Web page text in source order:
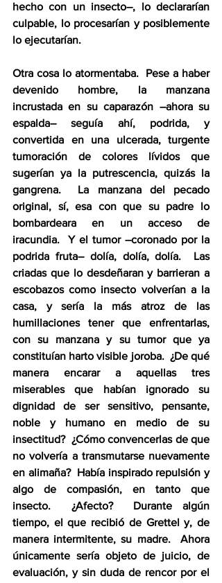
hecho con un insecto–, lo declararían
culpable, lo procesarían y posiblemente
lo ejecutarían.
Otra cosa lo atormentaba.  Pese a haber
devenido hombre, la manzana
incrustada en su caparazón –ahora su
espalda– seguía ahí, podrida, y
convertida en una ulcerada, turgente
tumoración de colores lívidos que
sugerían ya la putrescencia, quizás la
gangrena.  La manzana del pecado
original, sí, esa con que su padre lo
bombardeara en un acceso de
iracundia.  Y el tumor –coronado por la
podrida fruta– dolía, dolía, dolía.  Las
criadas que lo desdeñaran y barrieran a
escobazos como insecto volverían a la
casa, y sería la más atroz de las
humillaciones tener que enfrentarlas,
con su manzana y su tumor que ya
constituían harto visible joroba.  ¿De qué
manera encarar a aquellas tres
miserables que habían ignorado su
dignidad de ser sensitivo, pensante,
noble y humano en medio de su
insectitud?  ¿Cómo convencerlas de que
no volvería a transmutarse nuevamente
en alimaña?  Había inspirado repulsión y
algo de compasión, en tanto que
insecto.  ¿Afecto?  Durante algún
tiempo, el que recibió de Grettel y, de
manera intermitente, su madre.  Ahora
únicamente sería objeto de juicio, de
evaluación, y sin duda de rencor por el